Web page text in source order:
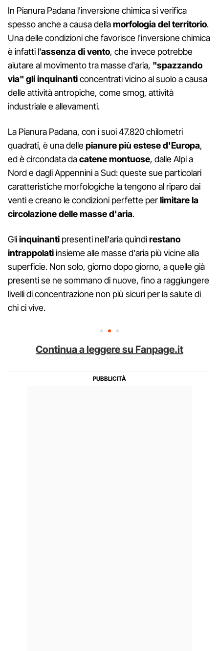
In Pianura Padana l'inversione chimica si verifica
spesso anche a causa dellamorfologia del territorio.
Una delle condizioni che favorisce l'inversione chimica
è infatti l'assenza di vento, che invece potrebbe
aiutare al movimento tra masse d'aria, "spazzando
via" gli inquinanticoncentrati vicino al suolo a causa
delle attività antropiche, come smog, attività
industriale e allevamenti.
La Pianura Padana, con i suoi 47.820 chilometri
quadrati, è una dellepianure più estese d'Europa,
ed è circondata dacatene montuose, dalle Alpi a
Nord e dagli Appennini a Sud: queste sue particolari
caratteristiche morfologiche la tengono al riparo dai
venti e creano le condizioni perfette perlimitare la
circolazione delle masse d'aria.
Gliinquinanti presenti nell'aria quindirestano
intrappolatiinsieme alle masse d'aria più vicine alla
superficie. Non solo, giorno dopo giorno, a quelle già
presenti se ne sommano di nuove, fino a raggiungere
livelli di concentrazione non più sicuri per la salute di
chi ci vive.
Continua a leggere su Fanpage.it